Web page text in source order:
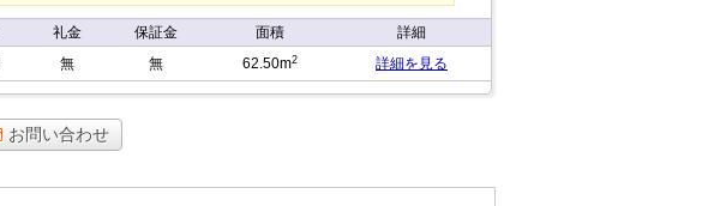
礼金 保証金 面積
詳細
無 無 62.50m2 詳細を見る
お問い合わせ